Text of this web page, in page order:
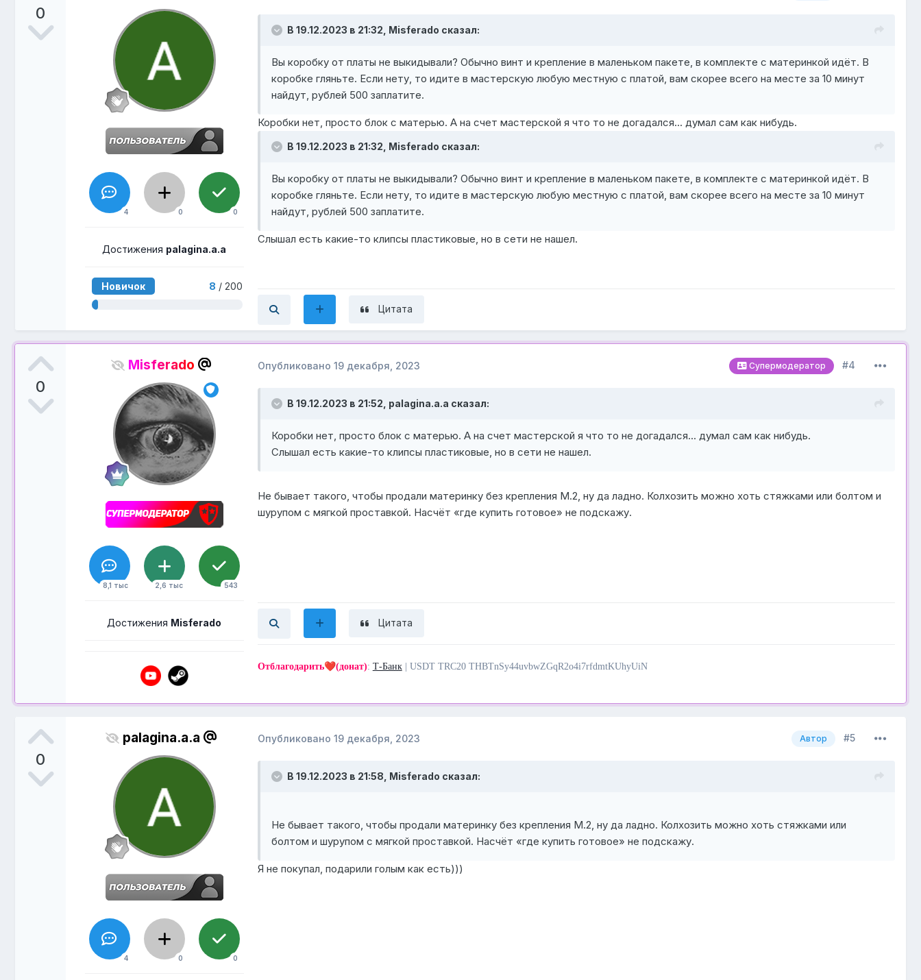
0
4 0 0
Достижения palagina.a.a
Новичок 8 / 200
В 19.12.2023 в 21:32, Misferado сказал:
Вы коробку от платы не выкидывали? Обычно винт и крепление в маленьком пакете, в комплекте с материнкой идёт. В
коробке гляньте. Если нету, то идите в мастерскую любую местную с платой, вам скорее всего на месте за 10 минут
найдут, рублей 500 заплатите.
Коробки нет, просто блок с матерью. А на счет мастерской я что то не догадался... думал сам как нибудь.
В 19.12.2023 в 21:32, Misferado сказал:
Вы коробку от платы не выкидывали? Обычно винт и крепление в маленьком пакете, в комплекте с материнкой идёт. В
коробке гляньте. Если нету, то идите в мастерскую любую местную с платой, вам скорее всего на месте за 10 минут
найдут, рублей 500 заплатите.
Слышал есть какие-то клипсы пластиковые, но в сети не нашел.
Цитата
0
Misferado
8,1 тыс 2,6 тыс 543
Достижения Misferado
Супермодератор #4
Опубликовано 19 декабря, 2023
В 19.12.2023 в 21:52, palagina.a.a сказал:
Коробки нет, просто блок с матерью. А на счет мастерской я что то не догадался... думал сам как нибудь.
Слышал есть какие-то клипсы пластиковые, но в сети не нашел.
Не бывает такого, чтобы продали материнку без крепления M.2, ну да ладно. Колхозить можно хоть стяжками или болтом и
шурупом с мягкой проставкой. Насчёт «где купить готовое» не подскажу.
Цитата
Отблагодарить❤️(донат): Т-Банк| USDT TRC20 THBTnSy44uvbwZGqR2o4i7rfdmtKUhyUiN
0
palagina.a.a
4 0 0
Автор #5
Опубликовано 19 декабря, 2023
В 19.12.2023 в 21:58, Misferado сказал:
Не бывает такого, чтобы продали материнку без крепления M.2, ну да ладно. Колхозить можно хоть стяжками или
болтом и шурупом с мягкой проставкой. Насчёт «где купить готовое» не подскажу.
Я не покупал, подарили голым как есть)))